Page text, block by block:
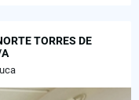
TORRES DE